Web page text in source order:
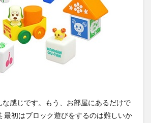
な感じです。もう、お部屋にあるだけで
最初はブロック遊びをするのは難しいか